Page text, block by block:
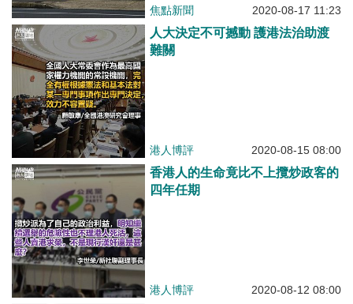
焦點新聞 2020-08-17 11:23
人大決定不可撼動 護港法治助渡
難關
港人博評 2020-08-15 08:00
香港人的生命竟比不上攬炒政客的
四年任期
港人博評 2020-08-12 08:00